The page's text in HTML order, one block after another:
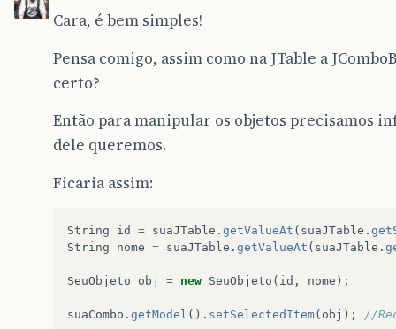
Cara, é bem simples!
Pensa comigo, assim como na JTable a
certo?
Então para manipular os objetos precisamos
dele queremos.
Ficaria assim:
String id = suaJTable . getValueAt ( suaJTable .
String
nome = suaJTable . getValueAt ( suaJTable .
SeuObjeto obj = new SeuObjeto ( id , nome );
suaCombo . getModel (). setSelectedItem( obj ); //